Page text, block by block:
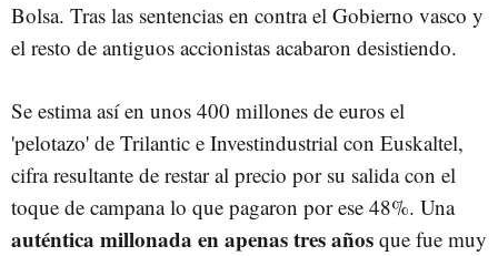
Bolsa. Tras las sentencias en contra el Gobierno vasco y
el resto de antiguos accionistas acabaron desistiendo.
Se estima así en unos 400 millones de euros el
'pelotazo' de Trilantic e Investindustrial con Euskaltel,
cifra resultante de restar al precio por su salida con el
toque de campana lo que pagaron por ese 48%. Una
auténtica millonada en apenas tres años que fue muy